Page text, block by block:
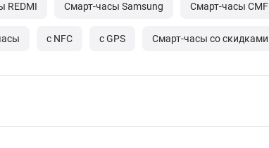
REDMI Смарт-часы Samsung Смарт-часы CMF
с NFC с GPS Cмарт-часы со скидками